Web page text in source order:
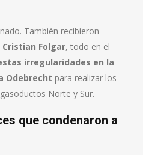
También recibieron
Cristian Folgar, todo en el
irregularidades en la
Odebrecht para realizar los
Norte y Sur.
que condenaron a